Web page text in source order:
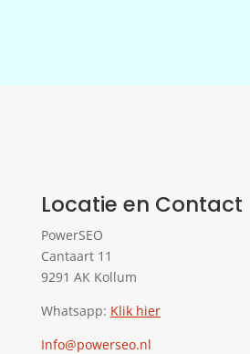
Locatie en Contact
PowerSEO
Cantaart 11
9291 AK Kollum
Whatsapp: Klik hier
Info@powerseo.nl